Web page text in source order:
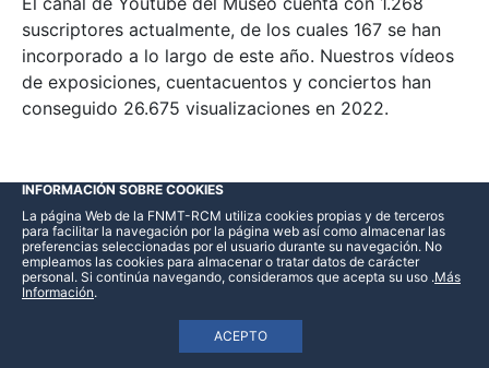
suscriptores actualmente, de los cuales 167 se han
incorporado a lo largo de este año. Nuestros vídeos
de exposiciones, cuentacuentos y conciertos han
conseguido 26.675 visualizaciones en 2022.
Otros organismos y Asociaciones
Amigos de la Casa de la Moneda de Segovia.
INFORMACIÓN SOBRE COOKIES
La página Web de la FNMT-RCM utiliza cookies propias y de terceros
para facilitar la navegación por la página web así como almacenar las
preferencias seleccionadas por el usuario durante su navegación. No
empleamos las cookies para almacenar o tratar datos de carácter
personal. Si continúa navegando, consideramos que acepta su uso
ACEPTO
.Más
Información.